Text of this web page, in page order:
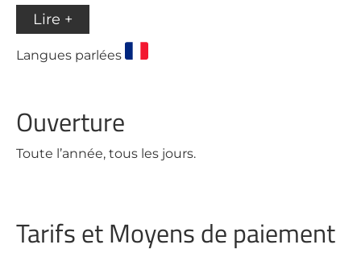
Lire +
Langues parlées
Ouverture
Toute l’année, tous les jours.
Tarifs et Moyens de paiement